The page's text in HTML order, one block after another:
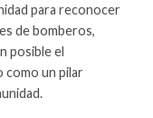
para reconocer
de bomberos,
posible el
como un pilar